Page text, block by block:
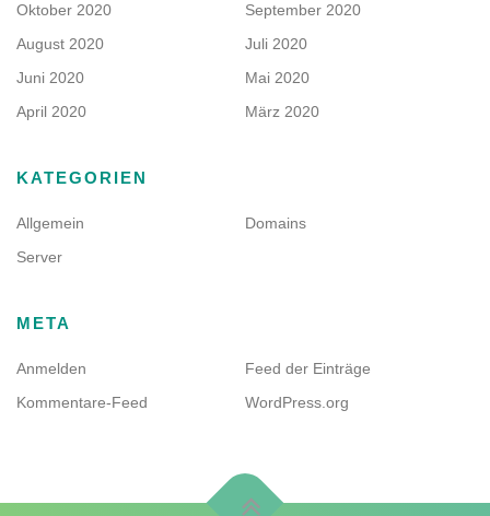
Oktober 2020
September 2020
August 2020
Juli 2020
Juni 2020
Mai 2020
April 2020
März 2020
KATEGORIEN
Allgemein
Domains
Server
META
Anmelden
Feed der Einträge
Kommentare-Feed
WordPress.org